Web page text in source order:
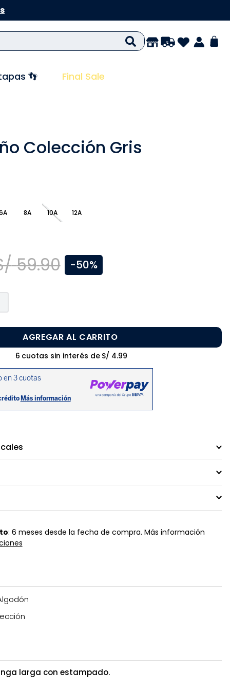
👣 Final Sale
Colección Gris
8A 10A 12A
59.90 -50%
AGREGAR AL CARRITO
6 cuotas sin interés de S/ 4.99
: 6 meses desde la fecha de compra. Más información
larga con estampado.